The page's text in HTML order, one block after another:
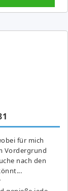
für mich
Vordergrund
nach den